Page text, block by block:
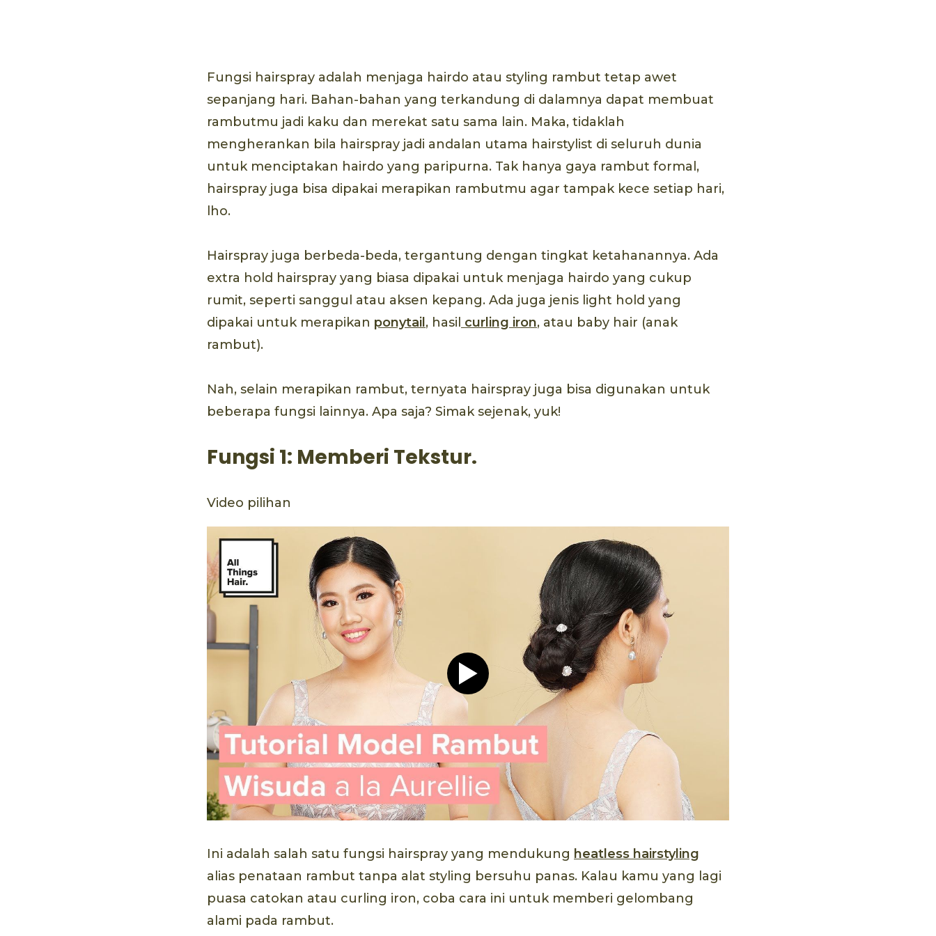
Fungsi hairspray adalah menjaga hairdo atau styling rambut tetap awet
sepanjang hari. Bahan-bahan yang terkandung di dalamnya dapat membuat
rambutmu jadi kaku dan merekat satu sama lain. Maka, tidaklah
mengherankan bila hairspray jadi andalan utama hairstylist di seluruh dunia
untuk menciptakan hairdo yang paripurna. Tak hanya gaya rambut formal,
hairspray juga bisa dipakai merapikan rambutmu agar tampak kece setiap hari,
lho.
Hairspray juga berbeda-beda, tergantung dengan tingkat ketahanannya. Ada
extra hold hairspray yang biasa dipakai untuk menjaga hairdo yang cukup
rumit, seperti sanggul atau aksen kepang. Ada juga jenis light hold yang
dipakai untuk merapikan ponytail, hasil curling iron, atau baby hair (anak
rambut).
Nah, selain merapikan rambut, ternyata hairspray juga bisa digunakan untuk
beberapa fungsi lainnya. Apa saja? Simak sejenak, yuk!
Fungsi 1: Memberi Tekstur.
Video pilihan
Play video Tutorial Hijab Pashmina yang Chic.
Ini adalah salah satu fungsi hairspray yang mendukung heatless hairstyling
alias penataan rambut tanpa alat styling bersuhu panas. Kalau kamu yang lagi
puasa catokan atau curling iron, coba cara ini untuk memberi gelombang
alami pada rambut.